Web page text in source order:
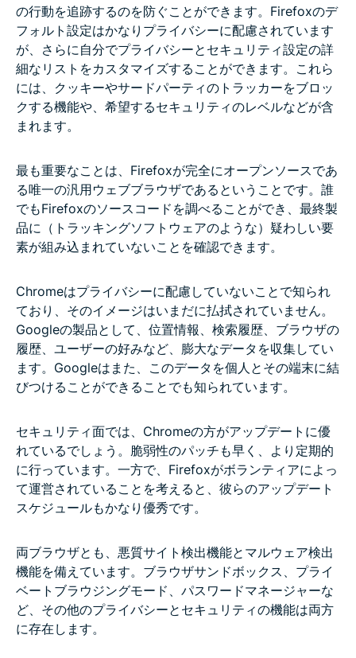
の行動を追跡するのを防ぐことができます。Firefoxのデ
フォルト設定はかなりプライバシーに配慮されています
が、さらに自分でプライバシーとセキュリティ設定の詳
細なリストをカスタマイズすることができます。これら
には、クッキーやサードパーティのトラッカーをブロッ
クする機能や、希望するセキュリティのレベルなどが含
まれます。
最も重要なことは、Firefoxが完全にオープンソースであ
る唯一の汎用ウェブブラウザであるということです。誰
でもFirefoxのソースコードを調べることができ、最終製
品に（トラッキングソフトウェアのような）疑わしい要
素が組み込まれていないことを確認できます。
Chromeはプライバシーに配慮していないことで知られ
ており、そのイメージはいまだに払拭されていません。
Googleの製品として、位置情報、検索履歴、ブラウザの
履歴、ユーザーの好みなど、膨大なデータを収集してい
ます。Googleはまた、このデータを個人とその端末に結
びつけることができることでも知られています。
セキュリティ面では、Chromeの方がアップデートに優
れているでしょう。脆弱性のパッチも早く、より定期的
に行っています。一方で、Firefoxがボランティアによっ
て運営されていることを考えると、彼らのアップデート
スケジュールもかなり優秀です。
両ブラウザとも、悪質サイト検出機能とマルウェア検出
機能を備えています。ブラウザサンドボックス、プライ
ベートブラウジングモード、パスワードマネージャーな
ど、その他のプライバシーとセキュリティの機能は両方
に存在します。